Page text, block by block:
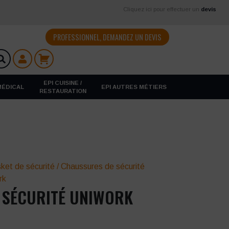
Cliquez ici pour effectuer un devis
PROFESSIONNEL, DEMANDEZ UN DEVIS
EPI CUISINE /
RESTAURATION
EPI AUTRES MÉTIERS
de sécurité / Chaussures de sécurité
UNIWORK